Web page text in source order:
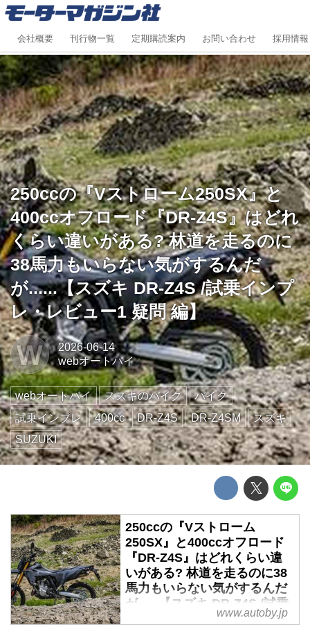
会社概要 刊行物一覧 定期購読案内 お問い合わせ 採用情報
250ccの『Vストローム250SX』と
400ccオフロード『DR-Z4S』はどれ
くらい違いがある? 林道を走るのに
38馬力もいらない気がするんだ
が......【スズキ DR-Z4S /試乗インプ
レ・レビュー1 疑問 編】
W
2026-06-14
webオートバイ
webオートバイ スズキのバイク
バイク
試乗インプレ
400cc DR-Z4S DR-Z4SM
スズキ
SUZUKI
250ccの『Vストローム
250SX』と400ccオフロード
『DR-Z4S』はどれくらい違
いがある? 林道を走るのに38
馬力もいらない気がするんだ
が......【スズキ DR-Z4S /試乗
インプレ・レビュー1 疑問
www.autoby.jp